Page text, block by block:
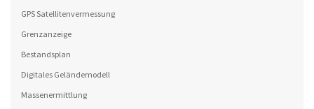
GPS Satellitenvermessung
Grenzanzeige
Bestandsplan
Digitales Geländemodell
Massenermittlung